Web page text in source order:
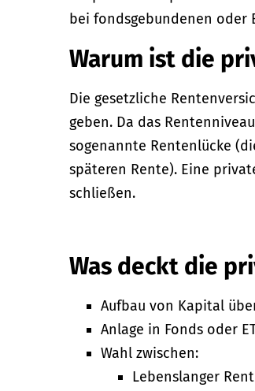
bei fondsgebundenen oder
Warum ist die
Die gesetzliche
geben. Da das
sogenannte Rentenlücke
späteren Rente). Eine
schließen.
Was deckt die
Aufbau von Kapital
Anlage in Fonds oder
Wahl zwischen:
Lebenslanger